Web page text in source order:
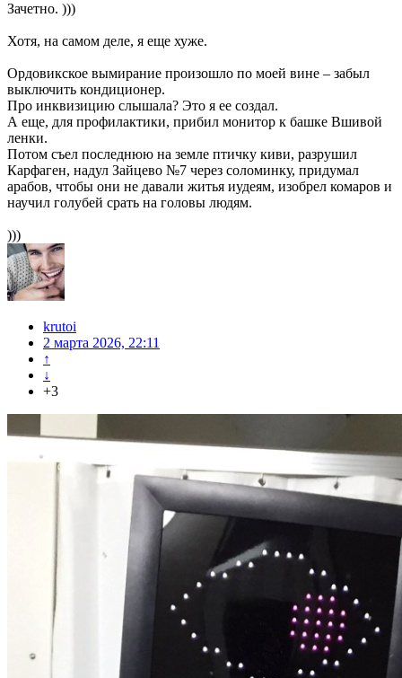
Зачетно. )))
Хотя, на самом деле, я еще хуже.
Ордовикское вымирание произошло по моей вине – забыл
выключить кондиционер.
Про инквизицию слышала? Это я ее создал.
А еще, для профилактики, прибил монитор к башке Вшивой
ленки.
Потом съел последнюю на земле птичку киви, разрушил
Карфаген, надул Зайцево №7 через соломинку, придумал
арабов, чтобы они не давали житья иудеям, изобрел комаров и
научил голубей срать на головы людям.
)))
krutoi
2 марта 2026, 22:11
↑
↓
+3